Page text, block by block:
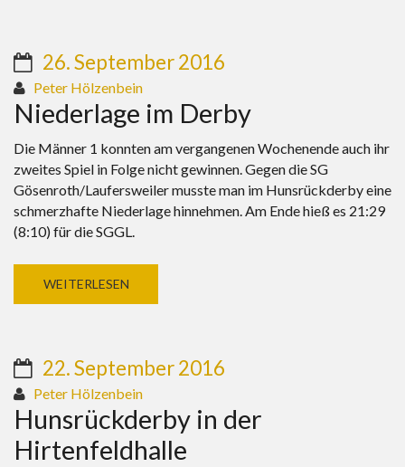
26. September 2016
Peter Hölzenbein
Niederlage im Derby
Die Männer 1 konnten am vergangenen Wochenende auch ihr
zweites Spiel in Folge nicht gewinnen. Gegen die SG
Gösenroth/Laufersweiler musste man im Hunsrückderby eine
schmerzhafte Niederlage hinnehmen. Am Ende hieß es 21:29
(8:10) für die SGGL.
WEITERLESEN
22. September 2016
Peter Hölzenbein
Hunsrückderby in der
Hirtenfeldhalle